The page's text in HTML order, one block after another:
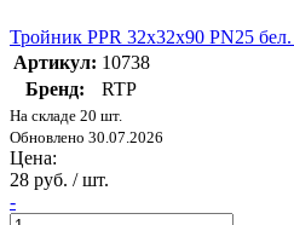
Тройник PPR 32х32х90 PN25
Артикул: 10738
Бренд:
RTP
На складе 20 шт.
Обновлено 30.07.2026
Цена:
28 руб. / шт.
-